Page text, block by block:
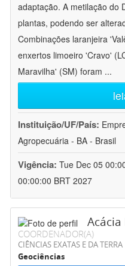
adaptação. A metilação do
plantas, podendo ser
Combinações laranjeira
enxertos limoeiro 'Cravo'
Maravilha' (SM) foram ...
Instituição/UF/País:
Agropecuária - BA - Brasil
Vigência: Tue Dec 05
00:00:00 BRT 2027
COORDENADOR(A)
CIÊNCIAS EXATAS E DA TERRA
Geociências